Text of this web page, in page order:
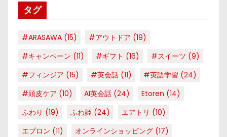
ータグ
#ARASAWA (15) #アウトドア (19)
#キャンペーン (11) #ギフト (16) #スイーツ (9)
#フィンジア (15) #英会話 (11) #英語学習 (24)
#頭皮ケア (10) AI英会話 (24) Etoren (14)
ふわり (19) ふわ姫 (24) エアトリ (10)
エプロン (11) オンラインショッピング (17)